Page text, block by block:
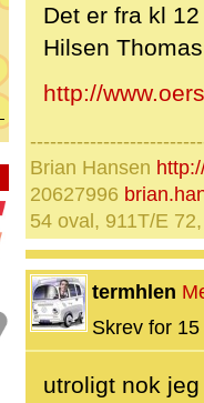
Det er fra kl
Hilsen
http://
Brian Hansen
20627996
54 oval, 911T/E
termhlen
Skrev for
utroligt nok